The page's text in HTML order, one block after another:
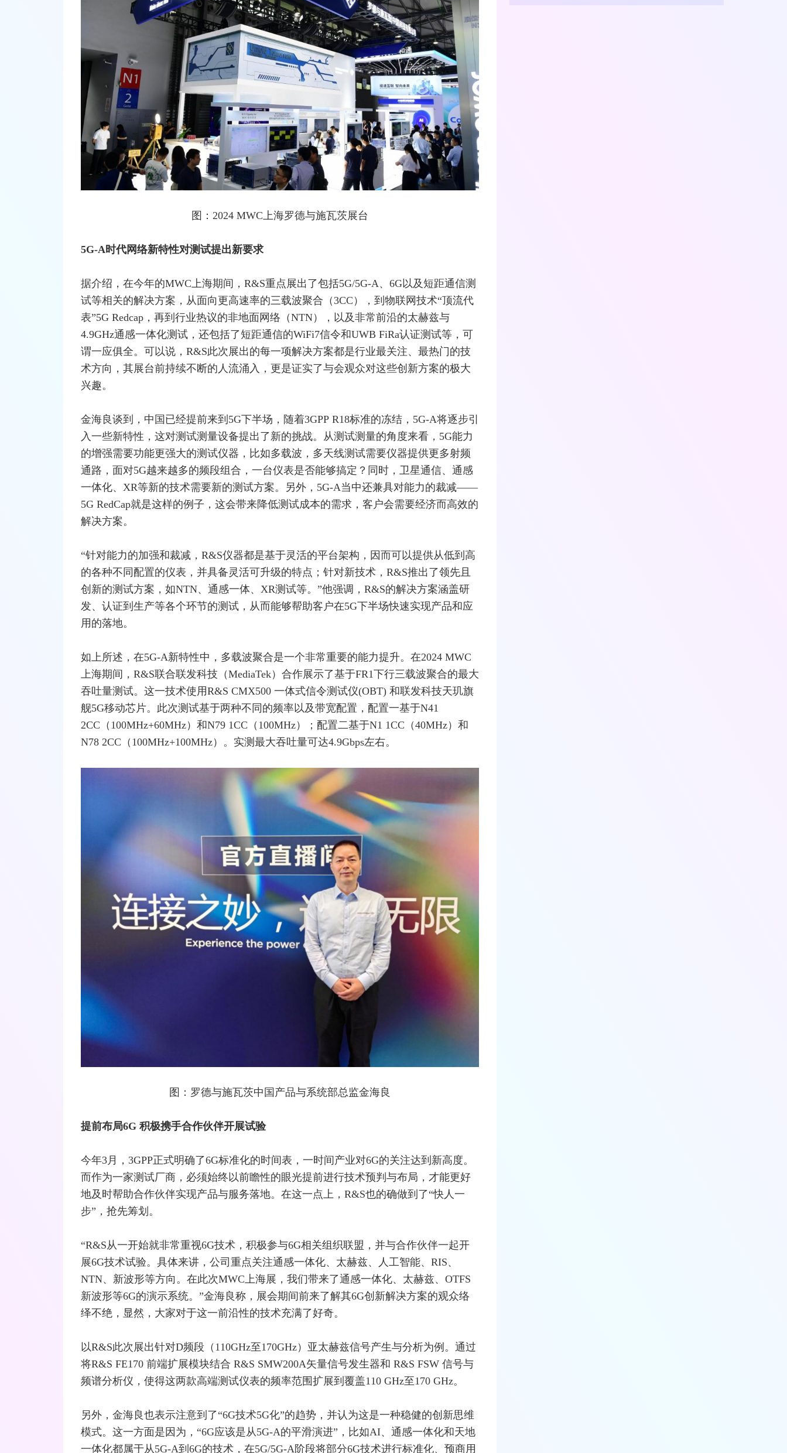
图：2024 MWC上海罗德与施瓦茨展台
5G-A时代网络新特性对测试提出新要求
据介绍，在今年的MWC上海期间，R&S重点展出了包括5G/5G-A、 6G以及短距通信测
试等相关的解决方案，从面向更高速率的三载波聚合（3CC），到物联网技术“顶流代
表”5G Redcap，再到行业热议的非地面网络（NTN），以及非常前沿的太赫兹与
4.9GHz通感一体化测试，还包括了短距通信的WiFi7信令和UWB FiRa认证测试等，可
谓一应俱全。可以说，R&S此次展出的每一项解决方案都是行业最关注、最热门的技
术方向，其展台前持续不断的人流涌入，更是证实了与会观众对这些创新方案的极大
兴趣。
金海良谈到，中国已经提前来到5G下半场，随着3GPPR18标准的冻结，5G-A将逐步引
入一些新特性，这对测试测量设备提出了新的挑战。从测试测量的角度来看，5G能力
的增强需要功能更强大的测试仪器，比如多载波，多天线测试需要仪器提供更多射频
通路，面对5G越来越多的频段组合，一台仪表是否能够搞定？同时， 卫星通信、通感
一体化、 XR等新的技术需要新的测试方案。另外，5G-A当中还兼具对能力的裁减——
5G RedCap就是这样的例子，这会带来降低测试成本的需求，客户会需要经济而高效的
解决方案。
“针对能力的加强和裁减，R&S仪器都是基于灵活的平台架构，因而可以提供从低到高
的各种不同配置的仪表，并具备灵活可升级的特点；针对新技术，R&S推出了领先且
创新的测试方案，如NTN、通感一体、XR测试等。”他强调，R&S的解决方案涵盖研
发、认证到生产等各个环节的测试，从而能够帮助客户在5G下半场快速实现产品和应
用的落地。
如上所述，在5G-A新特性中，多载波聚合是一个非常重要的能力提升。在2024 MWC
上海期间，R&S联合联发科技（MediaTek）合作展示了基于FR1下行三载波聚合的最大
吞吐量测试。这一技术使用R&S CMX500 一体式信令测试仪(OBT) 和联发科技天玑旗
舰5G移动芯片。此次测试基于两种不同的频率以及带宽配置，配置一基于N41
2CC（100MHz+60MHz）和N79 1CC（100MHz）；配置二基于N1 1CC（40MHz）和
N78 2CC（100MHz+100MHz）。实测最大吞吐量可达4.9Gbps左右。
图：罗德与施瓦茨中国产品与系统部总监金海良
提前布局6G 积极携手合作伙伴开展试验
今年3月，3GPP正式明确了6G标准化的时间表，一时间产业对6G的关注达到新高度。
而作为一家测试厂商，必须始终以前瞻性的眼光提前进行技术预判与布局，才能更好
地及时帮助合作伙伴实现产品与服务落地。在这一点上，R&S也的确做到了“快人一
步”，抢先筹划。
“R&S从一开始就非常重视6G技术，积极参与6G相关组织联盟，并与合作伙伴一起开
展6G技术试验。具体来讲，公司重点关注通感一体化、太赫兹、人工智能、RIS、
NTN、新波形等方向。在此次MWC上海展，我们带来了通感一体化、太赫兹、OTFS
新波形等6G的演示系统。”金海良称，展会期间前来了解其6G创新解决方案的观众络
绎不绝，显然，大家对于这一前沿性的技术充满了好奇。
以R&S此次展出针对D频段（110GHz至170GHz）亚太赫兹信号产生与分析为例。通过
将R&S FE170 前端扩展模块结合 R&S SMW200A矢量信号发生器和 R&S FSW 信号与
频谱分析仪，使得这两款高端测试仪表的频率范围扩展到覆盖110 GHz至170 GHz。
另外，金海良也表示注意到了“6G技术5G化”的趋势，并认为这是一种稳健的创新思维
模式。这一方面是因为，“6G应该是从5G-A的平滑演进”，比如AI、通感一体化和天地
一体化都属于从5G-A到6G的技术，在5G/5G-A阶段将部分6G技术进行标准化、预商用